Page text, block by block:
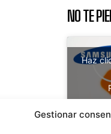
Gestionar
NO TE
Haz